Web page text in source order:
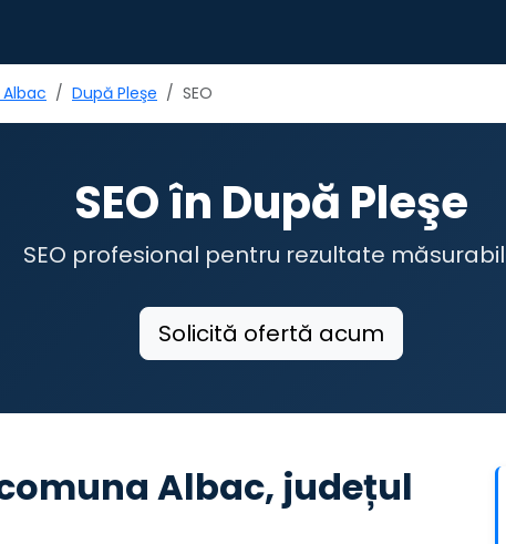
După Pleşe SEO
SEO în După Pleşe
SEO profesional pentru rezultate
Solicită ofertă acum
comuna Albac, județul